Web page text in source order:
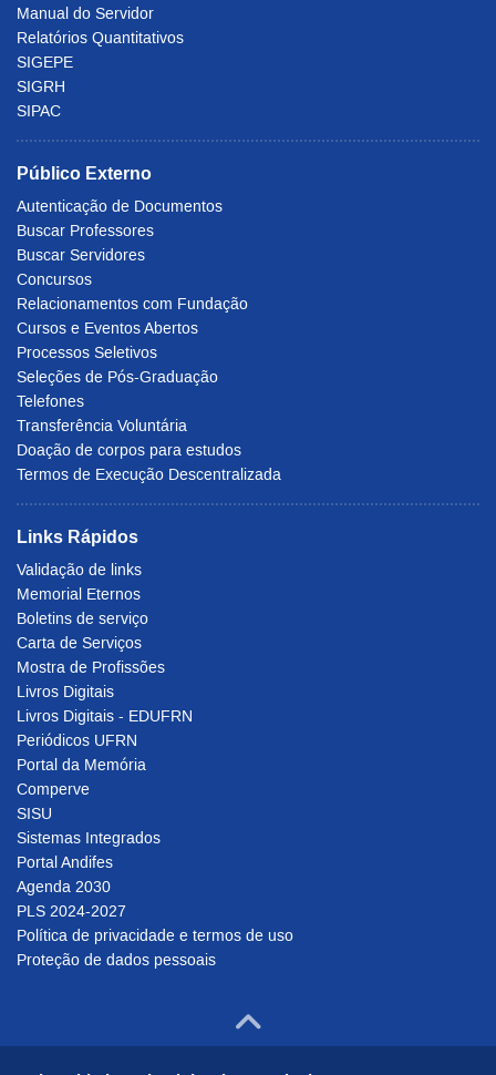
Manual do Servidor
Relatórios Quantitativos
SIGEPE
SIGRH
SIPAC
Público Externo
Autenticação de Documentos
Buscar Professores
Buscar Servidores
Concursos
Relacionamentos com Fundação
Cursos e Eventos Abertos
Processos Seletivos
Seleções de Pós-Graduação
Telefones
Transferência Voluntária
Doação de corpos para estudos
Termos de Execução Descentralizada
Links Rápidos
Validação de links
Memorial Eternos
Boletins de serviço
Carta de Serviços
Mostra de Profissões
Livros Digitais
Livros Digitais - EDUFRN
Periódicos UFRN
Portal da Memória
Comperve
SISU
Sistemas Integrados
Portal Andifes
Agenda 2030
PLS 2024-2027
Política de privacidade e termos de uso
Proteção de dados pessoais
Ir para o